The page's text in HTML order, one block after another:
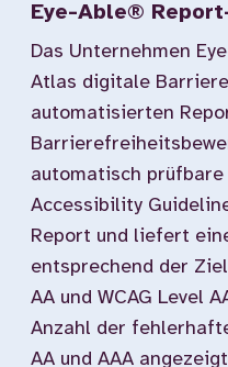
Eye-Able®
Das Unternehmen
Atlas digitale
automatisierten
automatisch
Accessibility
Report und liefert
entsprechend der
AA und WCAG Level
Anzahl der
AA und AAA